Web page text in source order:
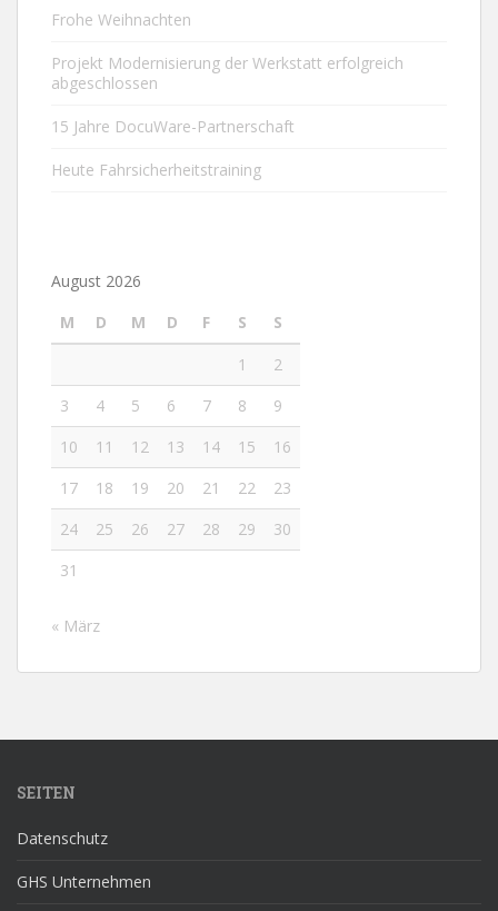
Frohe Weihnachten
Projekt Modernisierung der Werkstatt erfolgreich
abgeschlossen
15 Jahre DocuWare-Partnerschaft
Heute Fahrsicherheitstraining
August 2026
M
D M D F S
S
1
2
3
4 5 6 7 8
9
10
11 12 13 14 15
16
17
18 19 20 21 22
23
24
25 26 27 28 29
30
31
« März
SEITEN
Datenschutz
GHS Unternehmen